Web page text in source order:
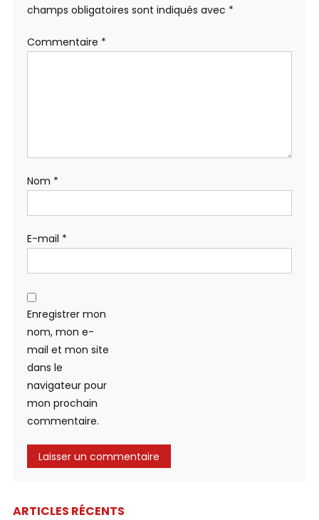
champs obligatoires sont indiqués avec *
Commentaire *
Nom *
E-mail *
Enregistrer mon
nom, mon e-
mail et mon site
dans le
navigateur pour
mon prochain
commentaire.
ARTICLES RÉCENTS